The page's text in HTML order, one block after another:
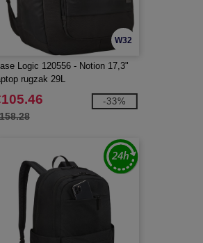
W32
Logic 120556 - Notion 17,3"
rugzak 29L
-33%